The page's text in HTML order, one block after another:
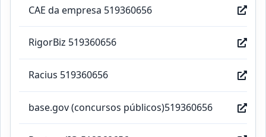
CAE da empresa 519360656
RigorBiz 519360656
Racius 519360656
base.gov (concursos públicos)519360656